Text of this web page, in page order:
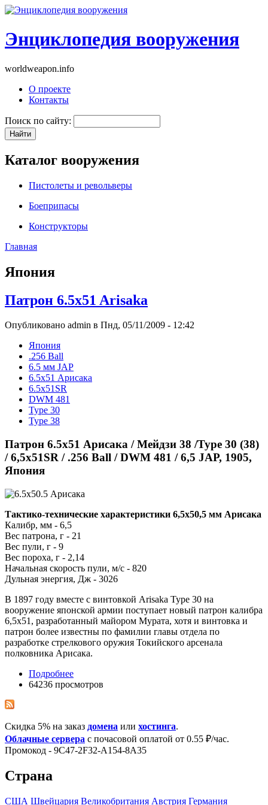
Энциклопедия вооружения
worldweapon.info
О проекте
Контакты
Поиск по сайту:
Каталог вооружения
Пистолеты и револьверы
Боеприпасы
Конструкторы
Главная
Япония
Патрон 6.5x51 Arisaka
Опубликовано admin в Пнд, 05/11/2009 - 12:42
Япония
.256 Ball
6.5 мм JAP
6.5x51 Арисака
6.5х51SR
DWM 481
Type 30
Type 38
Патрон 6.5x51 Арисака / Мейдзи 38 /Type 30 (38)
/ 6,5х51SR / .256 Ball / DWM 481 / 6,5 JAP, 1905,
Япония
Тактико-технические характеристики 6,5x50,5 мм Арисака
Калибр, мм - 6,5
Вес патрона, г - 21
Вес пули, г - 9
Вес пороха, г - 2,14
Начальная скорость пули, м/с - 820
Дульная энергия, Дж - 3026
В 1897 году вместе с винтовкой Arisaka Type 30 на
вооружение японской армии поступает новый патрон калибра
6,5х51, разработанный майором Мурата, хотя и винтовка и
патрон более известны по фамилии главы отдела по
разработке стрелкового оружия Токийского арсенала
полковника Арисака.
Подробнее
64236 просмотров
Скидка 5% на заказ домена или хостинга.
Облачные сервера с почасовой оплатой от 0.55 ₽/час.
Промокод - 9C47-2F32-A154-8A35
Страна
США Швейцария Великобритания Австрия Германия